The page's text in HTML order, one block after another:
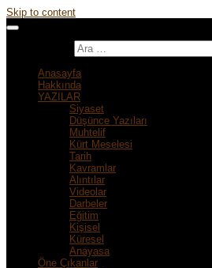
Skip to content
Anasayfa
Hakkında
YAZILAR
Siyaset
Düşünce Yazıları
Muhtelif
Kürt Meselesi
Tarih
Kavramlar
Alıntılar
Videolar
Darbeler
Eğitim
Kişisel
Küresel
Anayasa
Öne Çıkanlar